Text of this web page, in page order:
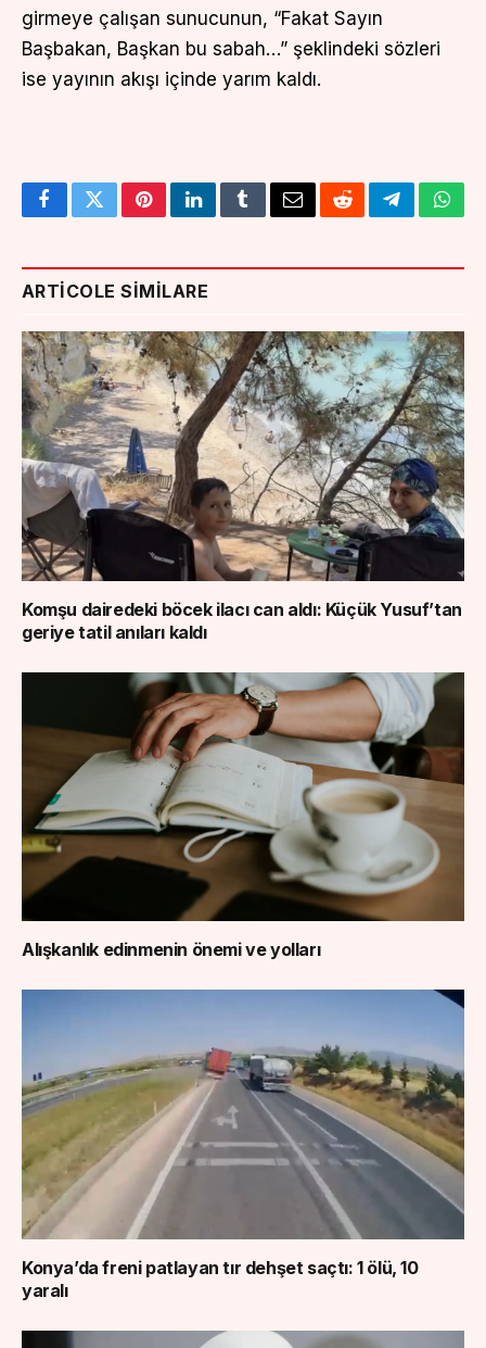
girmeye çalışan sunucunun, “Fakat Sayın
Başbakan, Başkan bu sabah…” şeklindeki sözleri
ise yayının akışı içinde yarım kaldı.
FacebookTwitterPinterestLinkedInTumblrEmailRedditTelegram
ARTICOLE SIMILARE
Komşu dairedeki böcek ilacı can aldı: Küçük Yusuf’tan
geriye tatil anıları kaldı
Alışkanlık edinmenin önemi ve yolları
Konya’da freni patlayan tır dehşet saçtı: 1 ölü, 10
yaralı